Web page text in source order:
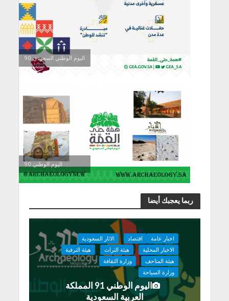
اليوم الوطني السعودي 90
اليوم الوطني 90
ربما يعجبك أيضا
اخبار عامة اقتصاد
الاثار السعودية
الاخبار المحلية
هيئة التراث
هيئة الترفية
هيئة المتاحف
وزارة الثقافة
وزارة السياحة
اليوم الوطني 91 المملكة
العربية السعودية